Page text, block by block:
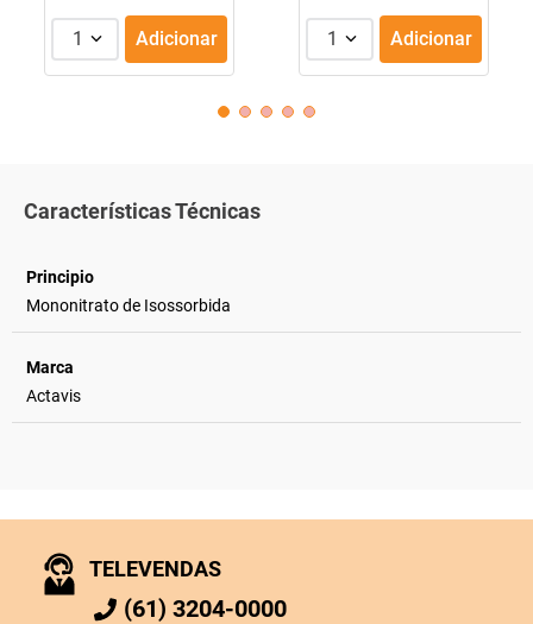
1 Adicionar 1 Adicionar
Características Técnicas
Principio
Mononitrato de Isossorbida
Marca
Actavis
TELEVENDAS
(61) 3204-0000